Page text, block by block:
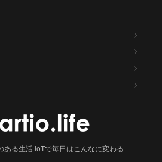
ある生活 IoTで毎日はこんなに変わる